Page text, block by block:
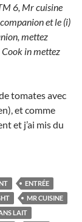
6, Mr cuisine
et le (i)
mettez
Cook in mettez
tomates avec
et comme
et j’ai mis du
au tapioca
ENTRÉE
MR CUISINE
LAIT